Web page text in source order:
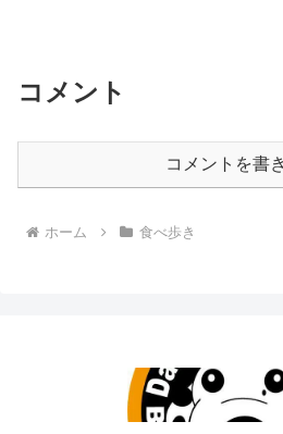
コメント
コメントを書
ホーム 食べ歩き